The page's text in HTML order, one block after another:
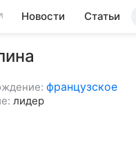
Новости Статьи
французское
лидер